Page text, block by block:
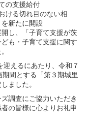
の支援給付
ける切れ目のない相
新たに開設
し、「子育て支援が茨
も・子育て支援に関す
えるにあたり、令和７
間とする「第３期城里
ました。
調査にご協力いただき
の皆様に心よりお礼申